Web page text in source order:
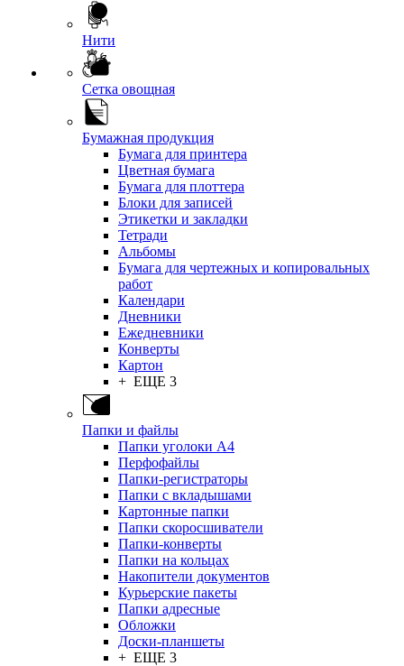
Нити
Сетка овощная
Бумажная продукция
Бумага для принтера
Цветная бумага
Бумага для плоттера
Блоки для записей
Этикетки и закладки
Тетради
Альбомы
Бумага для чертежных и копировальных
работ
Календари
Дневники
Ежедневники
Конверты
Картон
+ ЕЩЕ 3
Папки и файлы
Папки уголоки А4
Перфофайлы
Папки-регистраторы
Папки с вкладышами
Картонные папки
Папки скоросшиватели
Папки-конверты
Папки на кольцах
Накопители документов
Курьерские пакеты
Папки адресные
Обложки
Доски-планшеты
+ ЕЩЕ 3